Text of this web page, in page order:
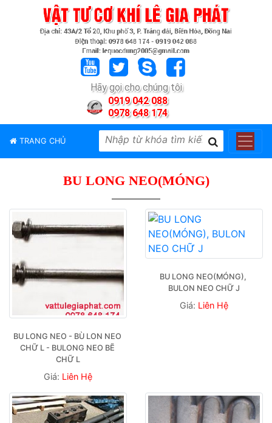
Hãy gọi cho chúng tôi
0919 042 088
0978 648 174
TRANG CHỦ
PHẨM
HIỆU
HỆ
BU LONG NEO(MÓNG)
BU LONG NEO - BÙ LON NEO
CHỮ L - BULONG NEO BẼ
CHỮ L
Giá: Liên Hệ
BU LONG NEO(MÓNG),
BULON NEO CHỮ J
Giá: Liên Hệ